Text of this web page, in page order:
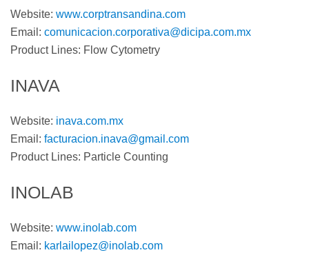
Website: www.corptransandina.com
Email: comunicacion.corporativa@dicipa.com.mx
Product Lines: Flow Cytometry
INAVA
Website: inava.com.mx
Email: facturacion.inava@gmail.com
Product Lines: Particle Counting
INOLAB
Website: www.inolab.com
Email: karlailopez@inolab.com